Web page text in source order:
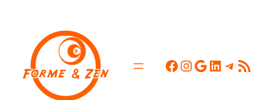
Facebook
Instagram
Google
LinkedIn
Flux RSS